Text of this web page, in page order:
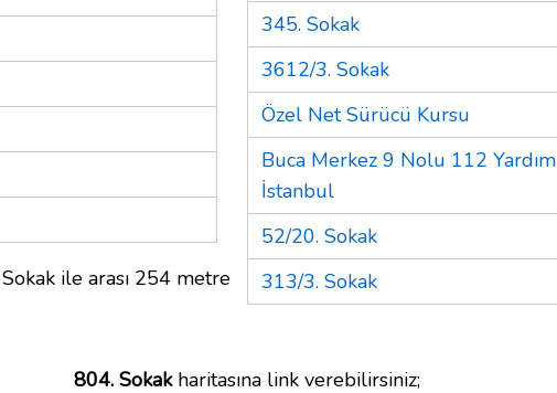
ile arası 254 metre
345. Sokak
3612/3. Sokak
Özel Net Sürücü Kursu
Buca Merkez 9 Nolu 112 Yardım
İstanbul
52/20. Sokak
313/3. Sokak
804. Sokakharitasına link verebilirsiniz;